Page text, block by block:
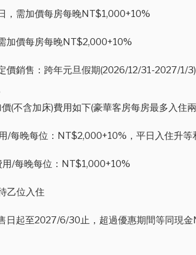
，需加價每房每晚NT$1,000+10%
加價每房每晚NT$2,000+10%
價銷售：跨年元旦假期(2026/12/31-2027/1/
(不含加床)費用如下(豪華客房每房最多入住
/每晚每位：NT$2,000+10%，平日入住升
用/每晚每位：NT$1,000+10%
乙位入住
日起至2027/6/30止，超過優惠期間等同現